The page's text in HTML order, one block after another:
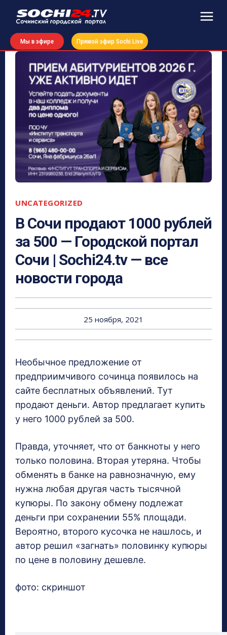
Мы в эфире Прямой эфир Sochi Live
UNCATEGORIZED
В Сочи продают 1000 рублей
за 500 — Городской портал
Сочи | Sochi24.tv — все
новости города
25 ноября, 2021
Необычное предложение от
предприимчивого сочинца появилось на
сайте бесплатных объявлений. Тут
продают деньги. Автор предлагает купить
у него 1000 рублей за 500.
Правда, уточняет, что от банкноты у него
только половина. Вторая утеряна. Чтобы
обменять в банке на равнозначную, ему
нужна любая другая часть тысячной
купюры. По закону обмену подлежат
деньги при сохранении 55% площади.
Вероятно, второго кусочка не нашлось, и
автор решил «загнать» половинку купюры
по цене в половину дешевле.
фото: скриншот